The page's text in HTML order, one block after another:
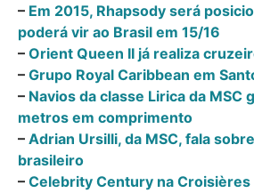
– Em 2015, Rhapsody será
poderá vir ao Brasil em 15/16
– Orient Queen II já realiza
– Grupo Royal Caribbean em
– Navios da classe Lirica da MSC
metros em comprimento
– Adrian Ursilli, da MSC, fala
brasileiro
– Celebrity Century na Croisières